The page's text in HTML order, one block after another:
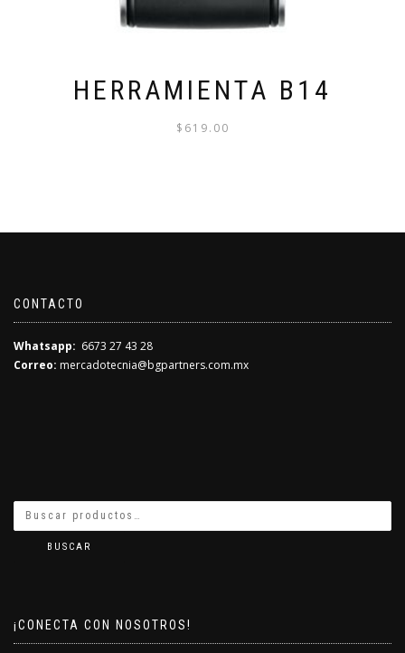
PRODUCTO
HERRAMIENTA B14
$ 619.00
CONTACTO
Whatsapp: 6673 27 43 28
Correo: mercadotecnia@bgpartners.com.mx
BUSCAR
¡CONECTA CON NOSOTROS!